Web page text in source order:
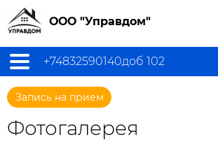
ООО "Управдом"
+74832590140доб 102
Запись на прием
Фотогалерея